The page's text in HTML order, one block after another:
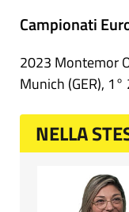
Campionati
2023 Montemor
Munich (GER),
NELLA